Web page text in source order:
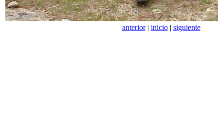
anterior| inicio| siguiente